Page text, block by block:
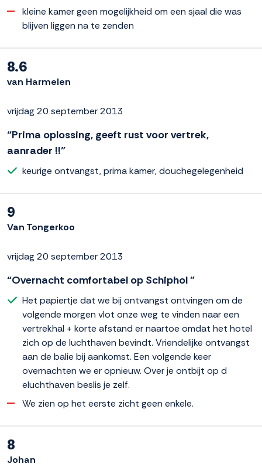
kleine kamer geen mogelijkheid om een sjaal die was
blijven liggen na te zenden
8.6
van Harmelen
vrijdag 20 september 2013
“Prima oplossing, geeft rust voor vertrek,
aanrader !!”
keurige ontvangst, prima kamer, douchegelegenheid
9
Van Tongerkoo
vrijdag 20 september 2013
“Overnacht comfortabel op Schiphol ”
Het papiertje dat we bij ontvangst ontvingen om de
volgende morgen vlot onze weg te vinden naar een
vertrekhal + korte afstand er naartoe omdat het hotel
zich op de luchthaven bevindt. Vriendelijke ontvangst
aan de balie bij aankomst. Een volgende keer
overnachten we er opnieuw. Over je ontbijt op d
eluchthaven beslis je zelf.
We zien op het eerste zicht geen enkele.
8
Johan